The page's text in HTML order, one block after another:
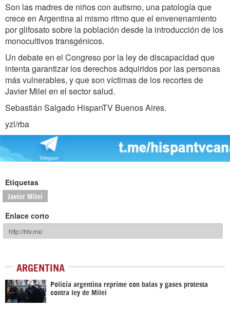
Son las madres de niños con autismo, una patología que
crece en Argentina al mismo ritmo que el envenenamiento
por glifosato sobre la población desde la introducción de los
monocultivos transgénicos.
Un debate en el Congreso por la ley de discapacidad que
intenta garantizar los derechos adquiridos por las personas
más vulnerables, y que son víctimas de los recortes de
Javier Milei en el sector salud.
Sebastián Salgado HispanTV Buenos Aires.
yzl/rba
Etiquetas
Javier Milei
Enlace corto
ARGENTINA
Policía argentina reprime con balas y gases protesta
contra ley de Milei